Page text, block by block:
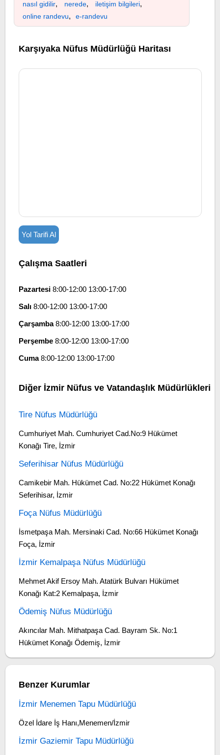
nasıl gidilir, nerede, iletişim bilgileri,
online randevu, e-randevu
Karşıyaka Nüfus Müdürlüğü Haritası
Yol Tarifi Al
Çalışma Saatleri
Pazartesi8:00-12:00 13:00-17:00
Salı8:00-12:00 13:00-17:00
Çarşamba8:00-12:00 13:00-17:00
Perşembe8:00-12:00 13:00-17:00
Cuma8:00-12:00 13:00-17:00
Diğer İzmir Nüfus ve Vatandaşlık Müdürlükleri
Tire Nüfus Müdürlüğü
Cumhuriyet Mah. Cumhuriyet Cad.No:9 Hükümet
Konağı Tire, İzmir
Seferihisar Nüfus Müdürlüğü
Camikebir Mah. Hükümet Cad. No:22 Hükümet Konağı
Seferihisar, İzmir
Foça Nüfus Müdürlüğü
İsmetpaşa Mah. Mersinaki Cad. No:66 Hükümet Konağı
Foça, İzmir
İzmir Kemalpaşa Nüfus Müdürlüğü
Mehmet Akif Ersoy Mah. Atatürk Bulvarı Hükümet
Konağı Kat:2 Kemalpaşa, İzmir
Ödemiş Nüfus Müdürlüğü
Akıncılar Mah. Mithatpaşa Cad. Bayram Sk. No:1
Hükümet Konağı Ödemiş, İzmir
Benzer Kurumlar
İzmir Menemen Tapu Müdürlüğü
Özel İdare İş Hanı,Menemen/İzmir
İzmir Gaziemir Tapu Müdürlüğü